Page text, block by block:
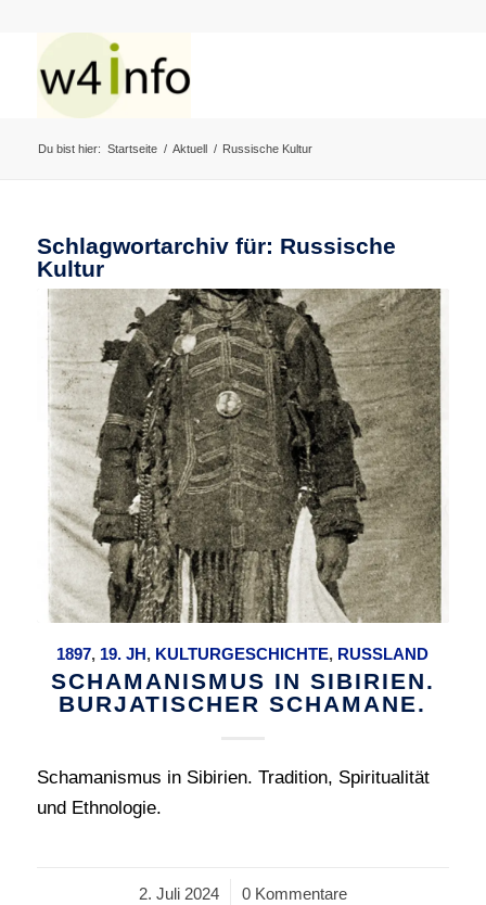
Du bist hier: Startseite / Aktuell / Russische Kultur
Schlagwortarchiv für: Russische
Kultur
1897, 19. JH, KULTURGESCHICHTE, RUSSLAND
SCHAMANISMUS IN SIBIRIEN.
BURJATISCHER SCHAMANE.
Schamanismus in Sibirien. Tradition, Spiritualität
und Ethnologie.
2. Juli 2024
/ 0 Kommentare